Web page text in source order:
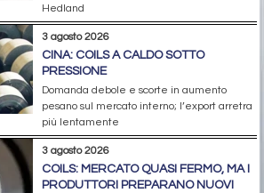
Hedland
3 agosto 2026
CINA: COILS A CALDO SOTTO
PRESSIONE
Domanda debole e scorte in aumento
pesano sul mercato interno; l’export arretra
più lentamente
3 agosto 2026
COILS: MERCATO QUASI FERMO, MA I
PRODUTTORI PREPARANO NUOVI